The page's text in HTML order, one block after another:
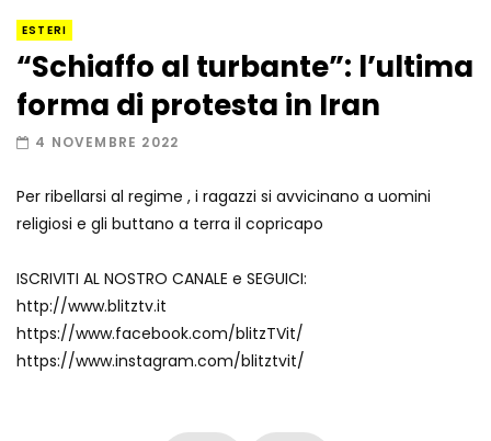
Amiocuggino fa saltare in aria il drone
Due navi USA si scontrano in mare
ESTERI
“Schiaffo al turbante”: l’ultima
forma di protesta in Iran
4 NOVEMBRE 2022
Per ribellarsi al regime , i ragazzi si avvicinano a uomini
religiosi e gli buttano a terra il copricapo
ISCRIVITI AL NOSTRO CANALE e SEGUICI:
http://www.blitztv.it
https://www.facebook.com/blitzTVit/
https://www.instagram.com/blitztvit/